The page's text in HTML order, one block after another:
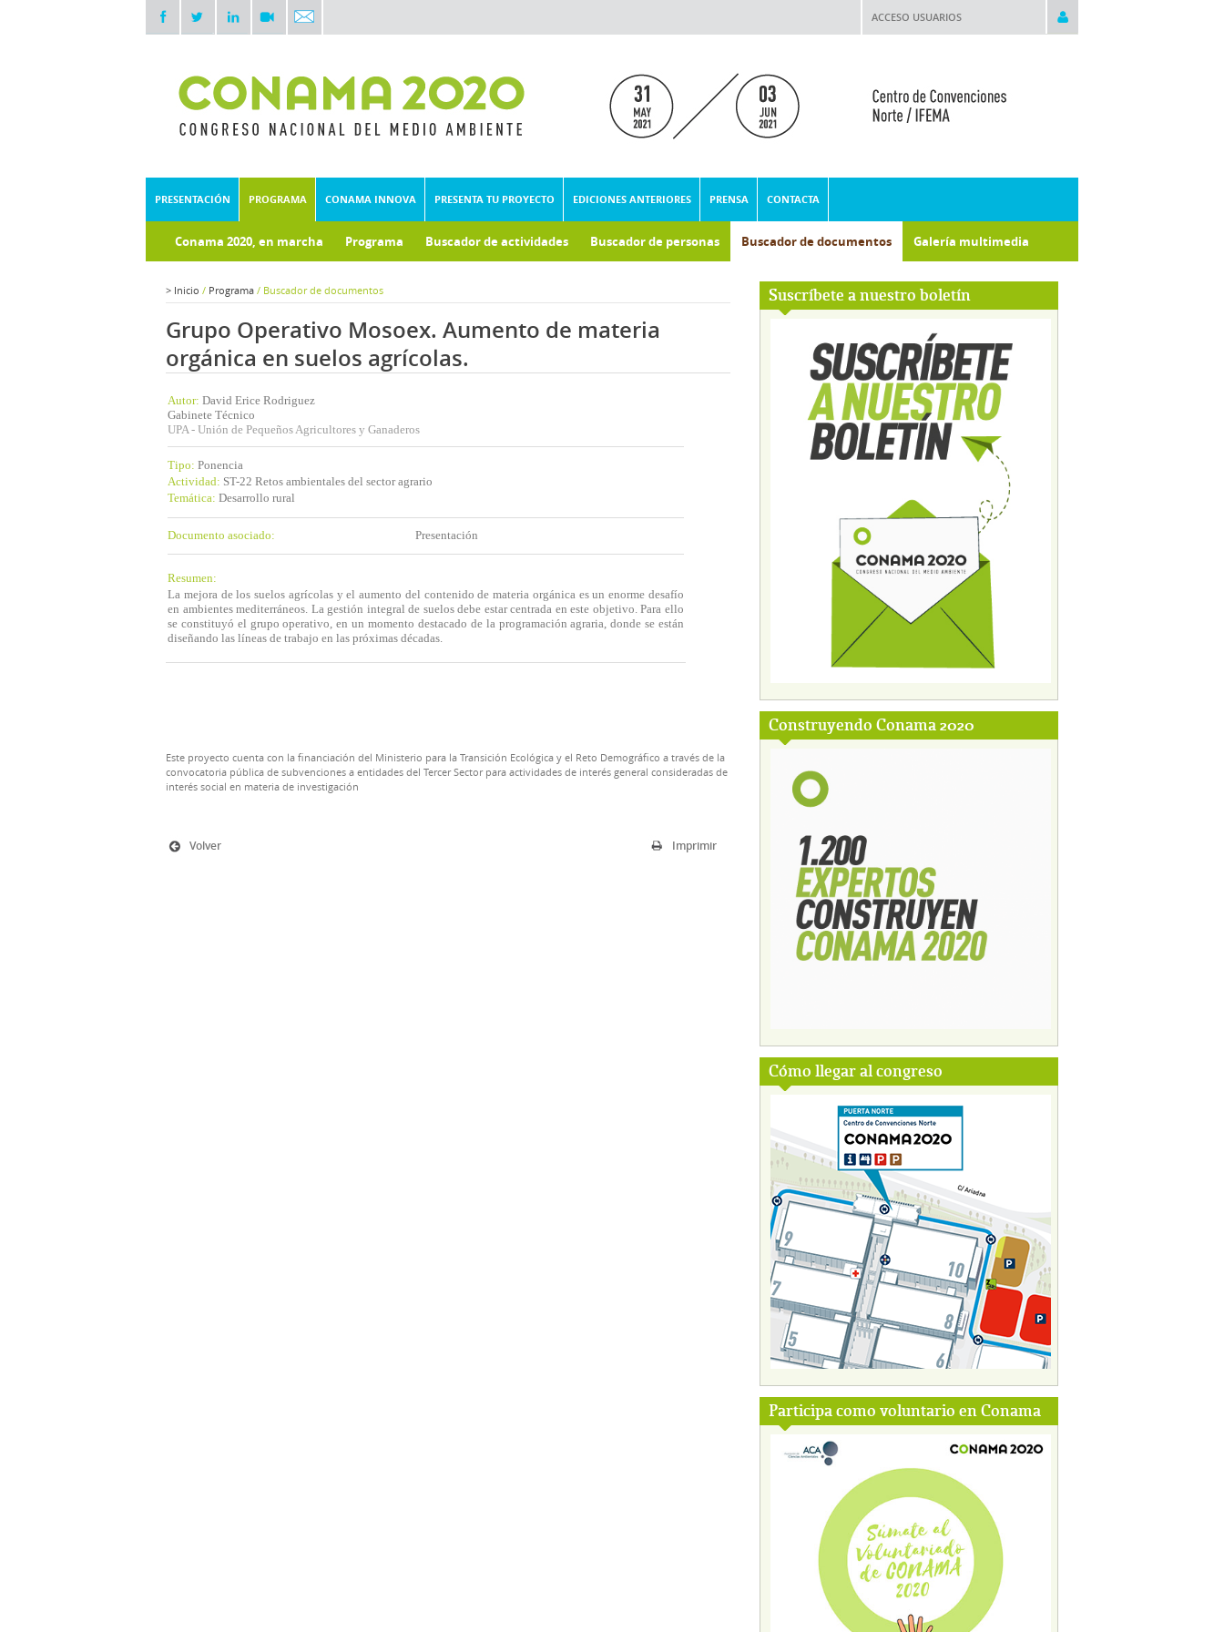
ACCESO USUARIOS
PRESENTACIÓN PROGRAMA CONAMA INNOVA PRESENTA TU PROYECTO EDICIONES ANTERIORES PRENSA CONTACTA
Conama 2020, en marcha Programa Buscador de actividades Buscador de personas Buscador de documentos Galería multimedia
Suscríbete a nuestro boletín
Construyendo Conama 2020
Cómo llegar al congreso
Participa como voluntario en Conama
> Inicio / Programa / Buscador de documentos
Grupo Operativo Mosoex. Aumento de materia
orgánica en suelos agrícolas.
Autor: David Erice Rodriguez
Gabinete Técnico
UPA - Unión de Pequeños Agricultores y Ganaderos
Tipo: Ponencia
Actividad: ST-22 Retos ambientales del sector agrario
Temática: Desarrollo rural
Documento asociado: Presentación
Resumen:
La mejora de los suelos agrícolas y el aumento del contenido de materia orgánica es un enorme desafío
en ambientes mediterráneos. La gestión integral de suelos debe estar centrada en este objetivo. Para ello
se constituyó el grupo operativo, en un momento destacado de la programación agraria, donde se están
diseñando las líneas de trabajo en las próximas décadas.
Este proyecto cuenta con la financiación del Ministerio para la Transición Ecológica y el Reto Demográfico a través de la
convocatoria pública de subvenciones a entidades del Tercer Sector para actividades de interés general consideradas de
interés social en materia de investigación
Imprimir
Volver